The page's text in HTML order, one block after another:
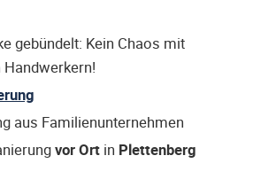
gebündelt: Kein Chaos mit
aus Familienunternehmen
vor Ort in Plettenberg